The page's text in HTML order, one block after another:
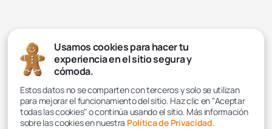
Usamos cookies para hacer tu
experiencia en el sitio segura y
cómoda.
Estos datos no se comparten con terceros y solo se utilizan
para mejorar el funcionamiento del sitio. Haz clic en "Aceptar
todas las cookies" o continúa usando el sitio. Más información
sobre las cookies en nuestra Política de Privacidad.